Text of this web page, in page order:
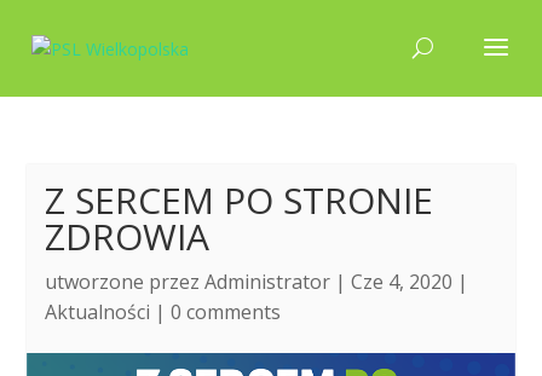
Z SERCEM PO STRONIE
ZDROWIA
utworzone przezAdministrator | Cze 4, 2020 |
Aktualności |0 comments